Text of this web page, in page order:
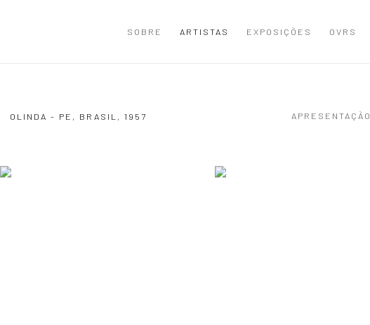
SOBRE ARTISTAS EXPOSIÇÕES OVRS
OLINDA - PE, BRASIL, 1957 APRESENTAÇÃO